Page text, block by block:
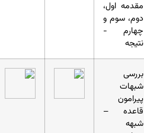
مقدمه اول،
دوم، سوم و
چهارم -
نتیجه
بررسی
شبهات
پیرامون
قاعده –
شبهه